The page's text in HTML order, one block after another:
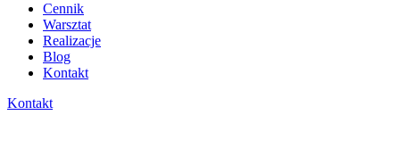
Cennik
Warsztat
Realizacje
Blog
Kontakt
Kontakt